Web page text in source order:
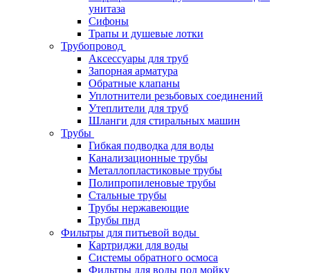
унитаза
Сифоны
Трапы и душевые лотки
Трубопровод
Аксессуары для труб
Запорная арматура
Обратные клапаны
Уплотнители резьбовых соединений
Утеплители для труб
Шланги для стиральных машин
Трубы
Гибкая подводка для воды
Канализационные трубы
Металлопластиковые трубы
Полипропиленовые трубы
Стальные трубы
Трубы нержавеющие
Трубы пнд
Фильтры для питьевой воды
Картриджи для воды
Системы обратного осмоса
Фильтры для воды под мойку